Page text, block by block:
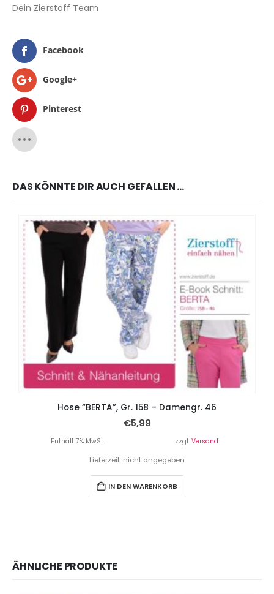
Dein Zierstoff Team
Facebook
Google+
Pinterest
DAS KÖNNTE DIR AUCH GEFALLEN …
Hose “BERTA”, Gr. 158 – Damengr. 46
€5,99
Enthält 7% MwSt. zzgl. Versand
Lieferzeit: nicht angegeben
IN DEN WARENKORB
ÄHNLICHE PRODUKTE